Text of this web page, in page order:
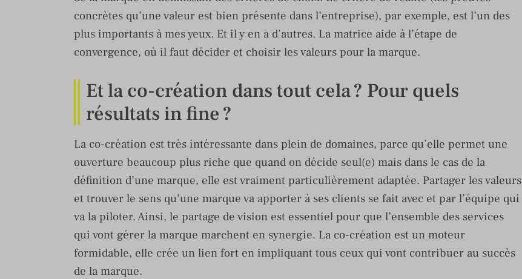
concrètes qu’une valeur est bien présente dans l’entreprise), par exemple, est l’un des
plus importants à mes yeux. Et il y en a d’autres. La matrice aide à l’étape de
convergence, où il faut décider et choisir les valeurs pour la marque.
Et la co-création dans tout cela ? Pour quels
résultats in fine ?
La co-création est très intéressante dans plein de domaines, parce qu’elle permet une
ouverture beaucoup plus riche que quand on décide seul(e) mais dans le cas de la
définition d’une marque, elle est vraiment particulièrement adaptée. Partager les valeurs
et trouver le sens qu’une marque va apporter à ses clients se fait avec et par l’équipe qui
va la piloter. Ainsi, le partage de vision est essentiel pour que l’ensemble des services
qui vont gérer la marque marchent en synergie. La co-création est un moteur
formidable, elle crée un lien fort en impliquant tous ceux qui vont contribuer au succès
de la marque.